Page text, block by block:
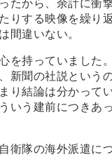
たから、余計に衝
りする映像を繰り
間違いない。
を持っていました
新聞の社説という
り結論は分かって
いう建前につきあ
衛隊の海外派遣に